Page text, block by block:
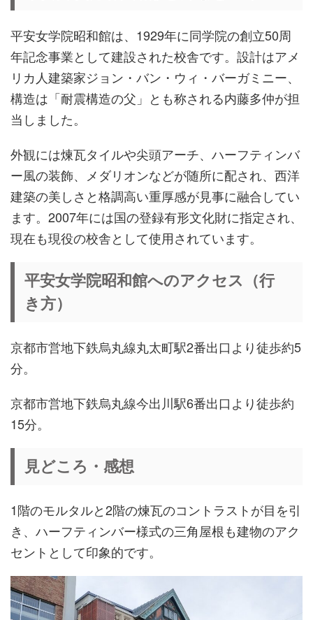
平安女学院昭和館は、1929年に同学院の創立50周
年記念事業として建設された校舎です。設計はアメ
リカ人建築家ジョン・バン・ウィ・バーガミニー、
構造は「耐震構造の父」とも称される内藤多仲が担
当しました。
外観には煉瓦タイルや尖頭アーチ、ハーフティンバ
ー風の装飾、メダリオンなどが随所に配され、西洋
建築の美しさと格調高い重厚感が見事に融合してい
ます。2007年には国の登録有形文化財に指定され、
現在も現役の校舎として使用されています。
平安女学院昭和館へのアクセス（行
き方）
京都市営地下鉄烏丸線丸太町駅2番出口より徒歩約5
分。
京都市営地下鉄烏丸線今出川駅6番出口より徒歩約
15分。
見どころ・感想
1階のモルタルと2階の煉瓦のコントラストが目を引
き、ハーフティンバー様式の三角屋根も建物のアク
セントとして印象的です。